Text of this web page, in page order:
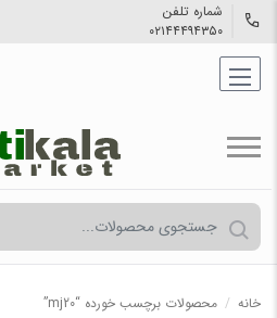
شماره تلفن
۰۲۱۴۴۴۹۴۳۵۰
خانه / محصولات برچسب خورده “mj20”